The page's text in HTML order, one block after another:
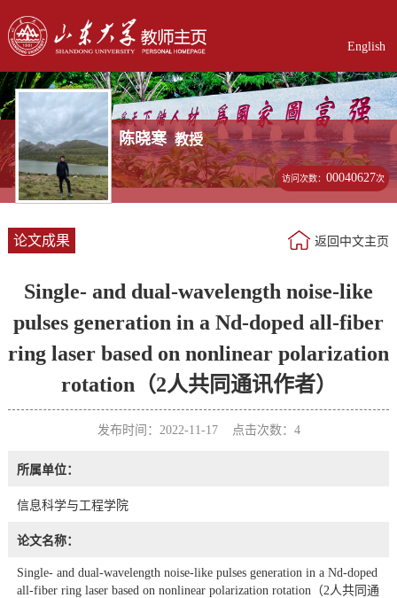
English
陈晓寒 教授
访问次数：00040627次
论文成果 返回中文主页
Single- and dual-wavelength noise-like
pulses generation in a Nd-doped all-fiber
ring laser based on nonlinear polarization
rotation（2人共同通讯作者）
发布时间：2022-11-17 点击次数： 4
所属单位：
信息科学与工程学院
论文名称：
Single- and dual-wavelength noise-like pulses generation in a Nd-doped
all-fiber ring laser based on nonlinear polarization rotation（2人共同通